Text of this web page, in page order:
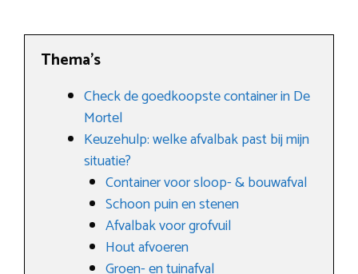
Thema’s
Check de goedkoopste container in De
Mortel
Keuzehulp: welke afvalbak past bij mijn
situatie?
Container voor sloop- & bouwafval
Schoon puin en stenen
Afvalbak voor grofvuil
Hout afvoeren
Groen- en tuinafval